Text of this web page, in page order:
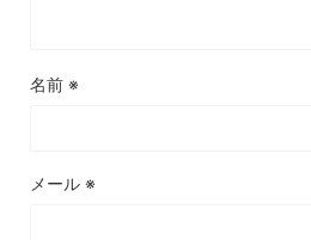
名前 ※
メール ※